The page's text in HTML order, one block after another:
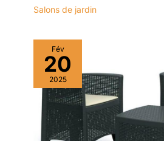
Salons de jardin
Fév
20
2025